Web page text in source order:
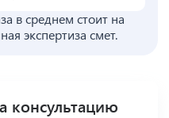
в среднем стоит на
экспертиза смет.
консультацию